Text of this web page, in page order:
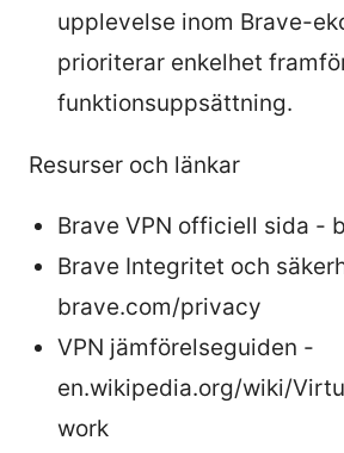
upplevelse inom Brave-
prioriterar enkelhet
funktionsuppsättning.
Resurser och länkar
Brave VPN officiell sida -
Brave Integritet och
brave.com/privacy
VPN jämförelseguiden -
en.wikipedia.org/wiki/
work